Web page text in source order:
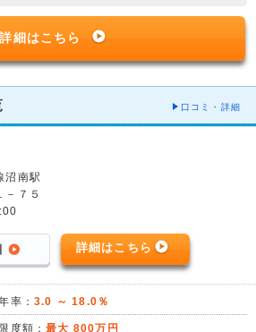
詳細はこちら
口コミ・詳細
沼南駅
－７５
詳細はこちら
率： 3.0 ～ 18.0％
度額：最大 800万円